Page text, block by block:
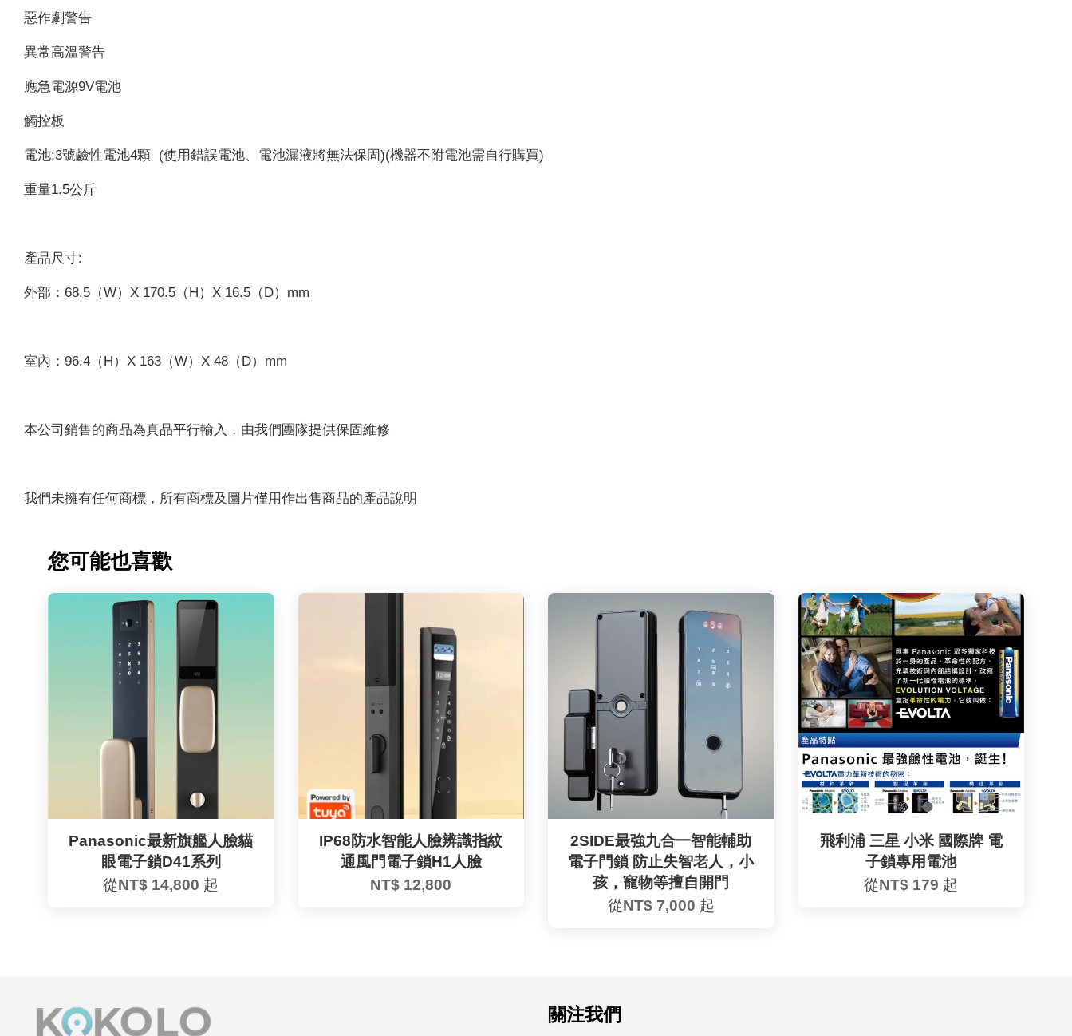
惡作劇警告
異常高溫警告
應急電源9V電池
觸控板
電池:3號鹼性電池4顆 (使用錯誤電池、電池漏液將無法保固)(機器不附電池需自行購買)
重量1.5公斤
產品尺寸:
外部：68.5（W）X 170.5（H）X 16.5（D）mm
室內：96.4（H）X 163（W）X 48（D）mm
本公司銷售的商品為真品平行輸入，由我們團隊提供保固維修
我們未擁有任何商標，所有商標及圖片僅用作出售商品的產品說明
您可能也喜歡
Panasonic最新旗艦人臉貓
眼電子鎖D41系列
從NT$ 14,800 起
IP68防水智能人臉辨識指紋
通風門電子鎖H1人臉
NT$ 12,800
2SIDE最強九合一智能輔助
電子門鎖 防止失智老人，小
孩，寵物等擅自開門
從NT$ 7,000 起
飛利浦 三星 小米 國際牌 電
子鎖專用電池
從NT$ 179 起
關注我們